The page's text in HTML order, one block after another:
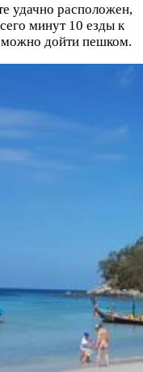
удачно расположен,
минут 10 езды к
можно дойти пешком.